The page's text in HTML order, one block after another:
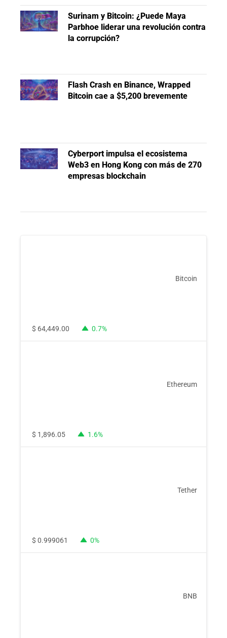
Surinam y Bitcoin: ¿Puede Maya
Parbhoe liderar una revolución contra
la corrupción?
Flash Crash en Binance, Wrapped
Bitcoin cae a $5,200 brevemente
Cyberport impulsa el ecosistema
Web3 en Hong Kong con más de 270
empresas blockchain
Bitcoin
$ 64,449.00 0.7%
Ethereum
$ 1,896.05 1.6%
Tether
$ 0.999061 0%
BNB